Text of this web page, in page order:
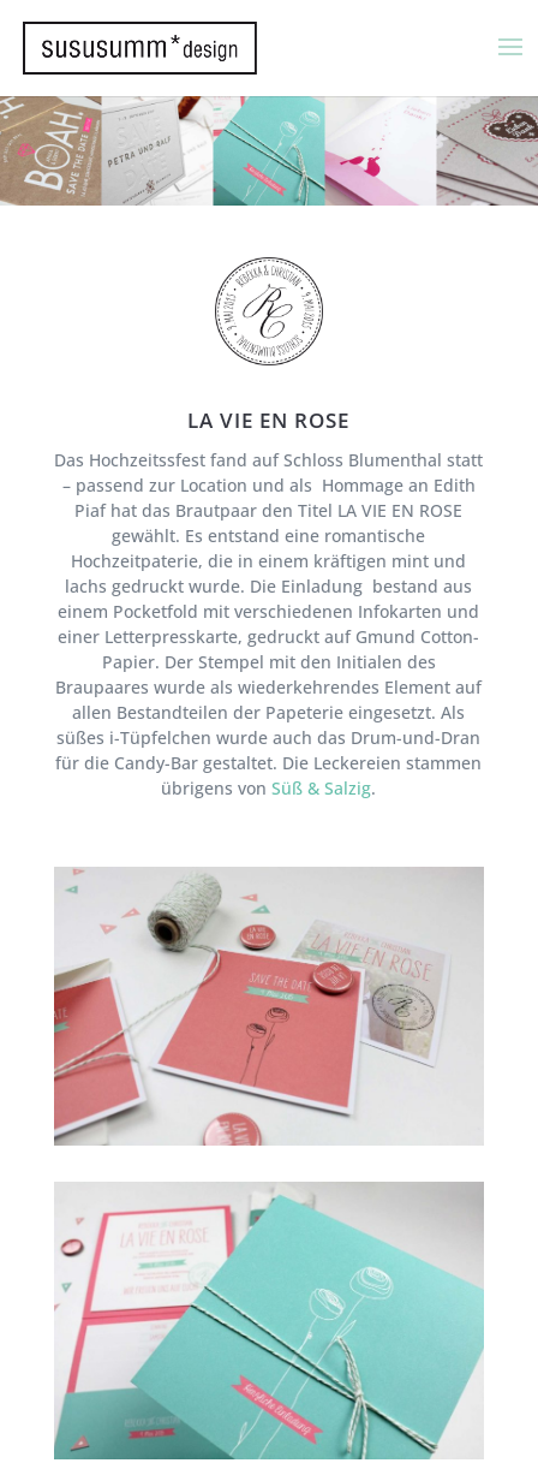
LA VIE EN ROSE
Das Hochzeitssfest fand auf Schloss Blumenthal statt
– passend zur Location und als Hommage an Edith
Piaf hat das Brautpaar den Titel LA VIE EN ROSE
gewählt. Es entstand eine romantische
Hochzeitpaterie, die in einem kräftigen mint und
lachs gedruckt wurde. Die Einladung bestand aus
einem Pocketfold mit verschiedenen Infokarten und
einer Letterpresskarte, gedruckt auf Gmund Cotton-
Papier. Der Stempel mit den Initialen des
Braupaares wurde als wiederkehrendes Element auf
allen Bestandteilen der Papeterie eingesetzt. Als
süßes i-Tüpfelchen wurde auch das Drum-und-Dran
für die Candy-Bar gestaltet. Die Leckereien stammen
übrigens vonSüß & Salzig.